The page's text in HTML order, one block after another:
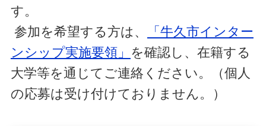
す。
参加を希望する方は、
「牛久市インター
ンシップ実施要領」 を確認し、在籍する
大学等を通じてご連絡ください。（個人
の応募は受け付けておりません。）